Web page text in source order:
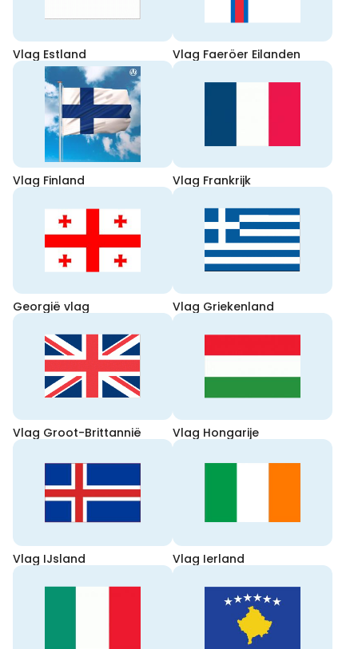
Vlag Estland Vlag Faeröer Eilanden
Vlag Finland Vlag Frankrijk
Georgië vlag Vlag Griekenland
Vlag Groot-Brittannië Vlag Hongarije
Vlag IJsland Vlag Ierland